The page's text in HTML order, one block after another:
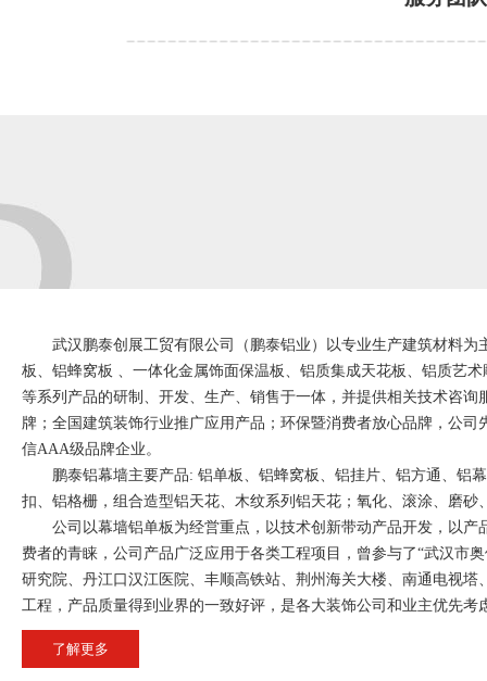
武汉鹏泰创展工贸有限公司（鹏泰铝业）以专业生产建筑材料为
板、铝蜂窝板 、一体化金属饰面保温板、铝质集成天花板、铝质艺
等系列产品的研制、开发、生产、销售于一体，并提供相关技术咨询
牌；全国建筑装饰行业推广应用产品；环保暨消费者放心品牌，公
信AAA级品牌企业。
鹏泰铝幕墙主要产品: 铝单板、铝蜂窝板、铝挂片、铝方通、铝
扣、铝格栅，组合造型铝天花、木纹系列铝天花；氧化、滚涂、磨砂
公司以幕墙铝单板为经営重点，以技术创新带动产品开发，以产
费者的青睐，公司产品广泛应用于各类工程项目，曾参与了“武汉市
研究院、丹江口汉江医院、丰顺高铁站、荆州海关大楼、南通电视
工程，产品质量得到业界的一致好评，是各大装饰公司和业主优先考
鹏泰铝幕墙有拥有一批具有高年资的钣金师傅、车间技术人员，
一体化的现代化大型企业各系列。鹏泰铝幕墙产品适用于: 地铁、商
了解更多